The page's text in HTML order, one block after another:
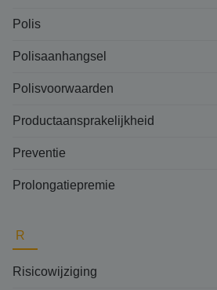
Polis
Polisaanhangsel
Polisvoorwaarden
Productaansprakelijkheid
Preventie
Prolongatiepremie
R
Risicowijziging